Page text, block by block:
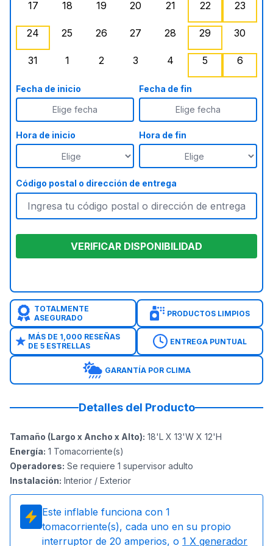
17
18
19
20
21
22
23
24
25
26
27
28
29
30
31
1
2
3
4
5
6
Fecha de inicio
Elige fecha
Fecha de fin
Elige fecha
Hora de inicio Hora de fin
Código postal o dirección de entrega
VERIFICAR DISPONIBILIDAD
TOTALMENTE
ASEGURADO
PRODUCTOS LIMPIOS
MÁS DE 1,000 RESEÑAS
DE 5 ESTRELLAS
ENTREGA PUNTUAL
GARANTÍA POR CLIMA
Detalles del Producto
Tamaño (Largo x Ancho x Alto): 18'L X 13'W X 12'H
Energía: 1 Tomacorriente(s)
Operadores: Se requiere 1 supervisor adulto
Instalación: Interior / Exterior
Este inflable funciona con 1
tomacorriente(s), cada uno en su propio
interruptor de 20 amperios, o 1 X generador